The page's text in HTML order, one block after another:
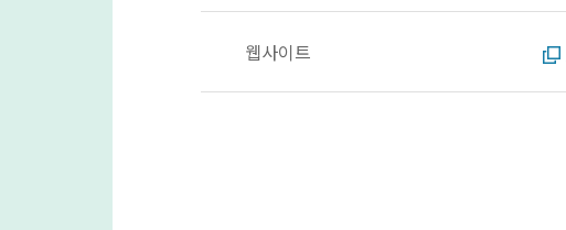
웹사이트